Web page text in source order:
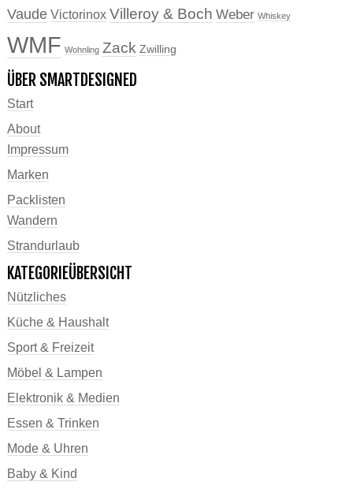
Vaude Victorinox Villeroy & Boch Weber Whiskey
WMF Wohnling Zack Zwilling
ÜBER SMARTDESIGNED
Start
About
Impressum
Marken
Packlisten
Wandern
Strandurlaub
KATEGORIEÜBERSICHT
Nützliches
Küche & Haushalt
Sport & Freizeit
Möbel & Lampen
Elektronik & Medien
Essen & Trinken
Mode & Uhren
Baby & Kind